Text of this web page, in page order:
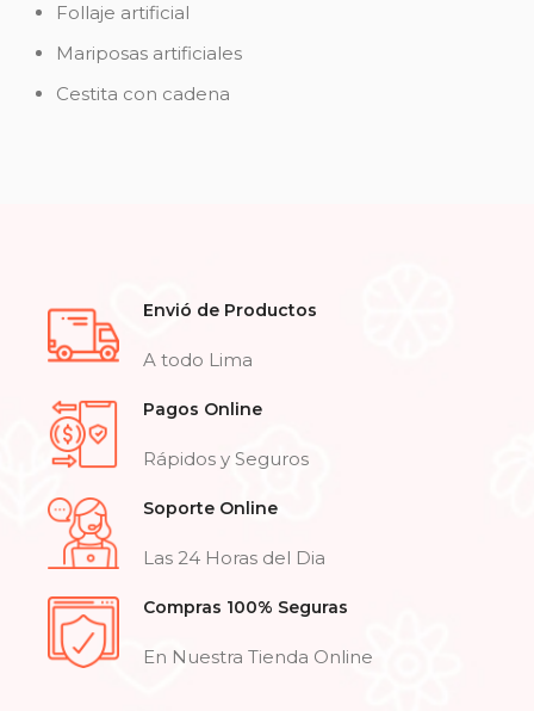
Follaje artificial
Mariposas artificiales
Cestita con cadena
Envió de Productos
A todo Lima
Pagos Online
Rápidos y Seguros
Soporte Online
Las 24 Horas del Dia
Compras 100% Seguras
En Nuestra Tienda Online